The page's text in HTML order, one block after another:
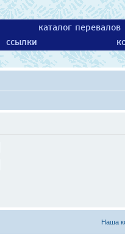
каталог перевалов
ссылки
Наша